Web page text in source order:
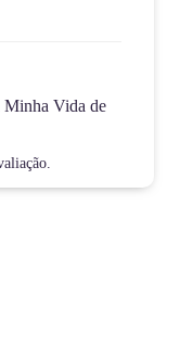
Minha Vida de